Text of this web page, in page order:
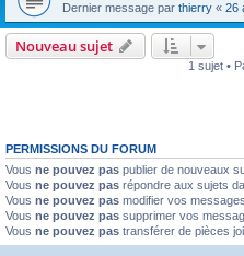
Dernier message par thierry « 26
Nouveau sujet
1 sujet •
PERMISSIONS DU FORUM
Vous ne pouvez pas publier de nouveaux
Vous ne pouvez pas répondre aux sujets
Vous ne pouvez pas modifier vos
Vous ne pouvez pas supprimer vos
Vous ne pouvez pas transférer de pièces